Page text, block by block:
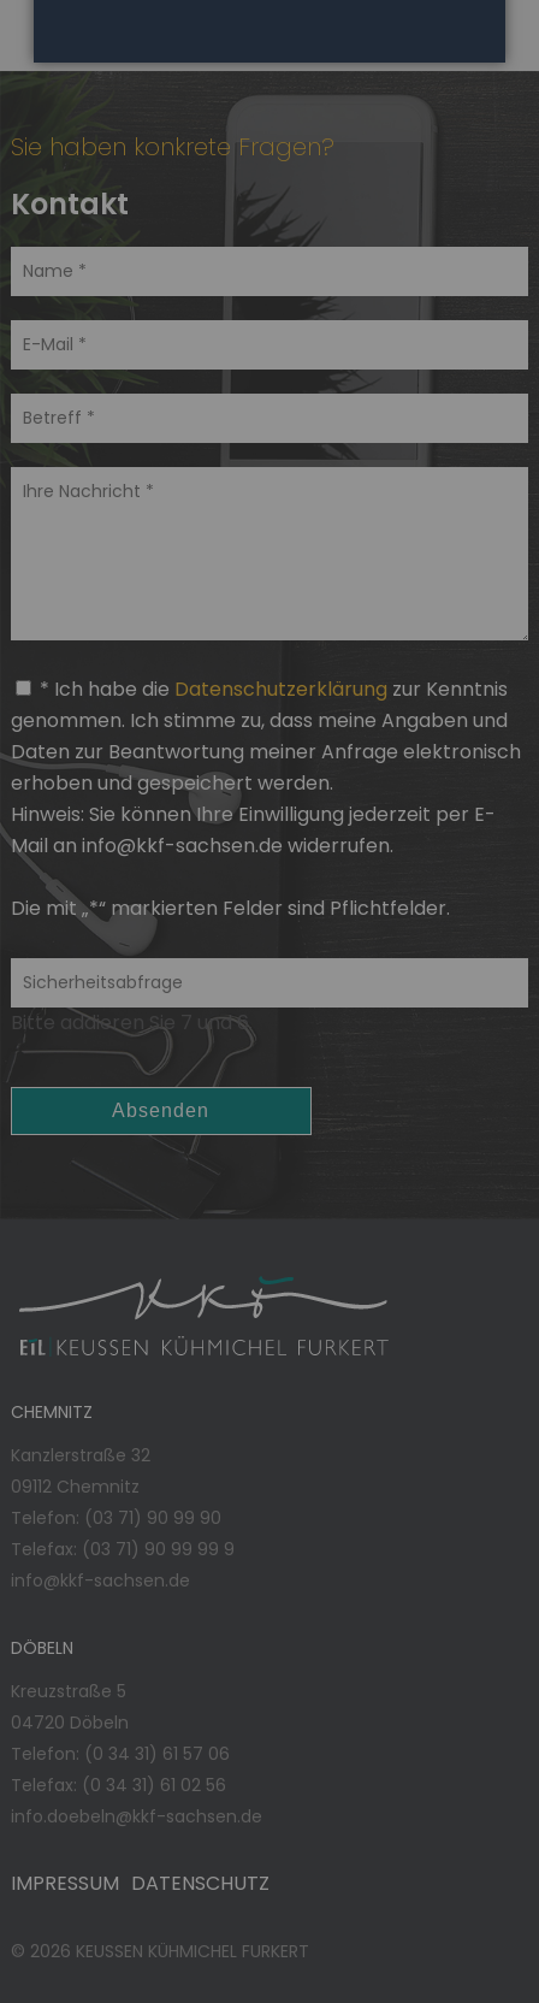
Sie haben konkrete Fragen?
Kontakt
* Ich habe die Datenschutzerklärung zur Kenntnis
genommen. Ich stimme zu, dass meine Angaben und
Daten zur Beantwortung meiner Anfrage elektronisch
erhoben und gespeichert werden.
Hinweis: Sie könnenIhre Einwilligung jederzeit per E-
Mail an info@kkf-sachsen.de widerrufen.
Die mit „*“ markierten Felder sind Pflichtfelder.
Bitte addieren Sie 7 und 6.
Absenden
CHEMNITZ
Kanzlerstraße 32
09112 Chemnitz
Telefon: (03 71) 90 99 90
Telefax: (03 71) 90 99 99 9
info@kkf-sachsen.de
DÖBELN
Kreuzstraße 5
04720 Döbeln
Telefon: (0 34 31) 61 57 06
Telefax: (0 34 31) 61 02 56
info.doebeln@kkf-sachsen.de
IMPRESSUM DATENSCHUTZ
© 2026 KEUSSEN KÜHMICHEL FURKERT